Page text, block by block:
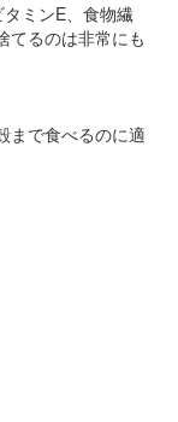
ミンE、食物繊
てるのは非常にも
まで食べるのに適